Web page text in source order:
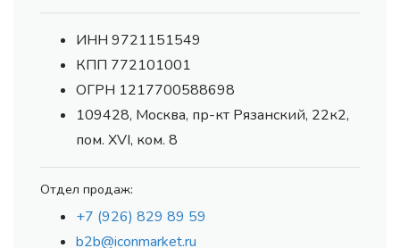
ИНН 9721151549
КПП 772101001
ОГРН 1217700588698
109428, Москва, пр-кт Рязанский, 22к2,
пом. XVI, ком. 8
Отдел продаж:
+7 (926) 829 89 59
b2b@iconmarket.ru